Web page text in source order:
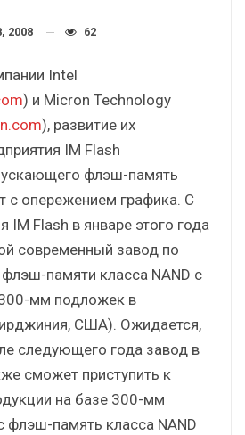
2008 62
Intel
) и Micron Technology
), развитие их
IM Flash
флэш-память
с опережением графика. С
IM Flash в январе этого года
современный завод по
памяти класса NAND с
мм подложек в
США). Ожидается,
следующего года завод в
сможет приступить к
на базе 300-мм
флэш-память класса NAND